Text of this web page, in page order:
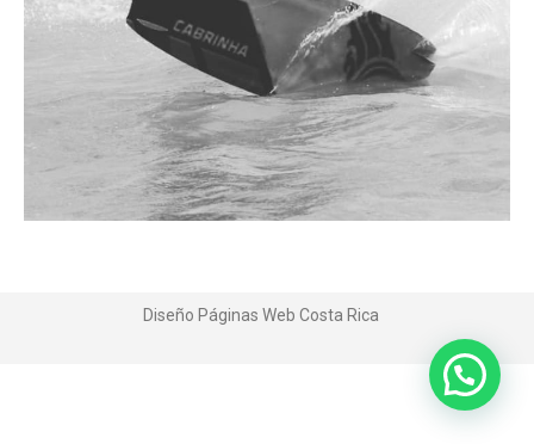
Diseño Páginas Web Costa Rica